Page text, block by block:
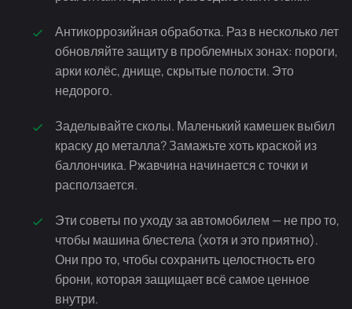
Антикоррозийная обработка. Раз в несколько лет
обновляйте защиту в проблемных зонах: пороги,
арки колёс, днище, скрытые полости. Это
недорого.
Заделывайте сколы. Маленький камешек выбил
краску до металла? Замажьте хоть краской из
баллончика. Ржавчина начинается с точки и
расползается.
Эти советы по уходу за автомобилем — не про то,
чтобы машина блестела (хотя и это приятно).
Они про то, чтобы сохранить целостность его
брони, которая защищает всё самое ценное
внутри.